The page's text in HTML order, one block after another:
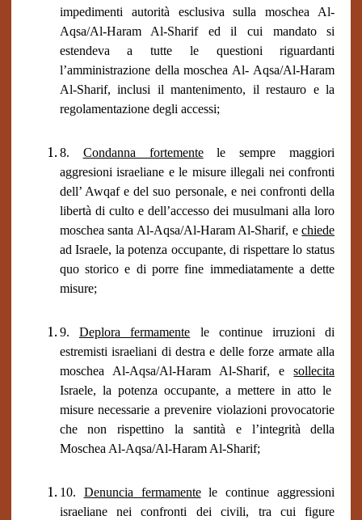
impedimenti autorità esclusiva sulla moschea Al-
Aqsa/Al-Haram Al-Sharif ed il cui mandato si
estendeva a tutte le questioni riguardanti
l’amministrazione della moschea Al- Aqsa/Al-Haram
Al-Sharif, inclusi il mantenimento, il restauro e la
regolamentazione degli accessi;
8. Condanna fortementele sempre maggiori
aggresioni israeliane e le misure illegali nei confronti
dell’ Awqaf e del suo personale, e nei confronti della
libertà di culto e dell’accesso dei musulmani alla loro
moschea santa Al-Aqsa/Al-Haram Al-Sharif, echiede
ad Israele, la potenza occupante, di rispettare lo status
quo storico e di porre fine immediatamente a dette
misure;
9. Deplora fermamente le continue irruzioni di
estremisti israeliani di destra e delle forze armate alla
moschea Al-Aqsa/Al-Haram Al-Sharif, esollecita
Israele, la potenza occupante, a mettere in atto le
misure necessarie a prevenire violazioni provocatorie
che non rispettino la santità e l’integrità della
Moschea Al-Aqsa/Al-Haram Al-Sharif;
10. Denuncia fermamentele continue aggressioni
israeliane nei confronti dei civili, tra cui figure